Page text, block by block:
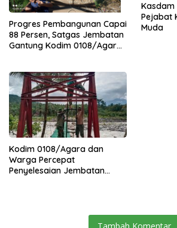
Progres Pembangunan Capai
88 Persen, Satgas Jembatan
Gantung Kodim 0108/Agara
Kasdam
Pejabat
Muda
Kodim 0108/Agara dan
Warga Percepat
Penyelesaian Jembatan